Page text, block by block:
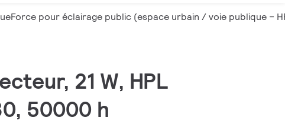
pour éclairage public (espace urbain / voie publique –
21 W, HPL
50000 h